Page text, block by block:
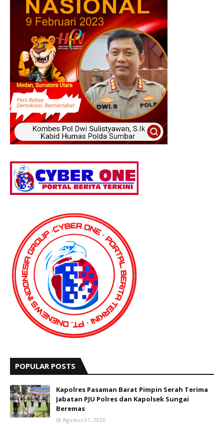
POPULAR POSTS
Kapolres Pasaman Barat Pimpin Serah Terima
Jabatan PJU Polres dan Kapolsek Sungai
Beremas
Agustus 01, 2026